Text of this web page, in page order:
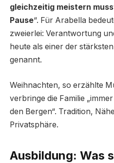
gleichzeitig meistern
Pause“. Für Arabella
zweierlei: Verantwortung
heute als einer der
genannt.
Weihnachten, so erzählte
verbringe die Familie
den Bergen“. Tradition,
Privatsphäre.
Ausbildung: Was